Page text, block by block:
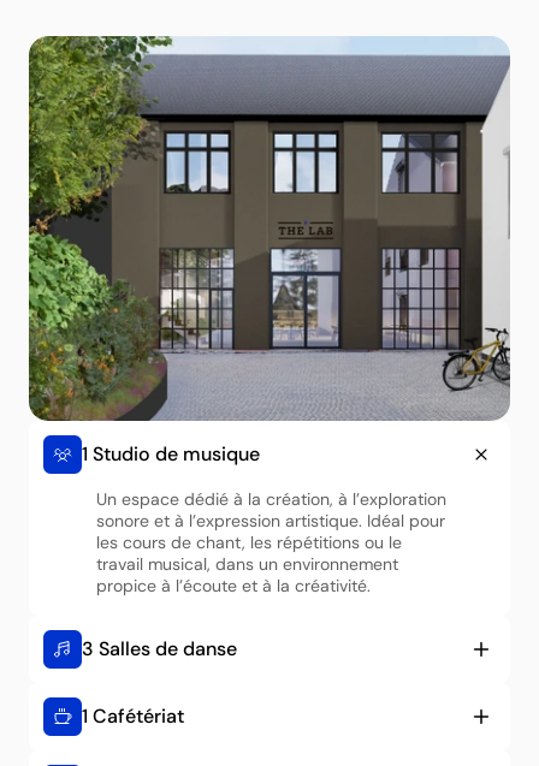
1 Studio de musique
Un espace dédié à la création, à l’exploration
sonore et à l’expression artistique. Idéal pour
les cours de chant, les répétitions ou le
travail musical, dans un environnement
propice à l’écoute et à la créativité.
3 Salles de danse
1 Cafétériat